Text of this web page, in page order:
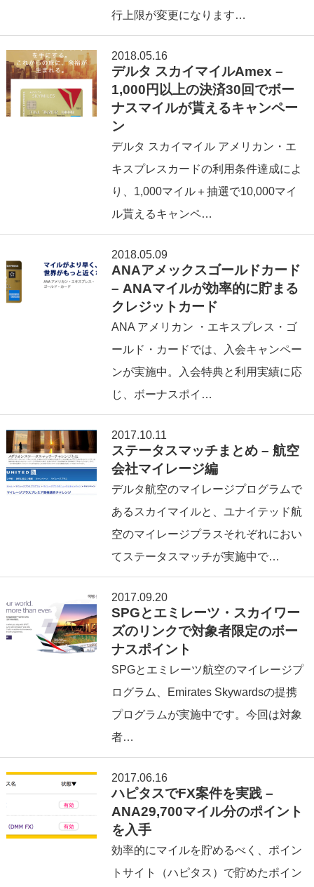
行上限が変更になります…
2018.05.16
デルタ スカイマイルAmex –
1,000円以上の決済30回でボー
ナスマイルが貰えるキャンペー
ン
デルタ スカイマイル アメリカン・エ
キスプレスカードの利用条件達成によ
り、1,000マイル＋抽選で10,000マイ
ル貰えるキャンペ…
2018.05.09
ANAアメックスゴールドカード
– ANAマイルが効率的に貯まる
クレジットカード
ANA アメリカン ・エキスプレス・ゴ
ールド・カードでは、入会キャンペー
ンが実施中。入会特典と利用実績に応
じ、ボーナスポイ…
2017.10.11
ステータスマッチまとめ – 航空
会社マイレージ編
デルタ航空のマイレージプログラムで
あるスカイマイルと、ユナイテッド航
空のマイレージプラスそれぞれにおい
てステータスマッチが実施中で…
2017.09.20
SPGとエミレーツ・スカイワー
ズのリンクで対象者限定のボー
ナスポイント
SPGとエミレーツ航空のマイレージプ
ログラム、Emirates Skywardsの提携
プログラムが実施中です。今回は対象
者…
2017.06.16
ハピタスでFX案件を実践 –
ANA29,700マイル分のポイント
を入手
効率的にマイルを貯めるべく、ポイン
トサイト（ハピタス）で貯めたポイン